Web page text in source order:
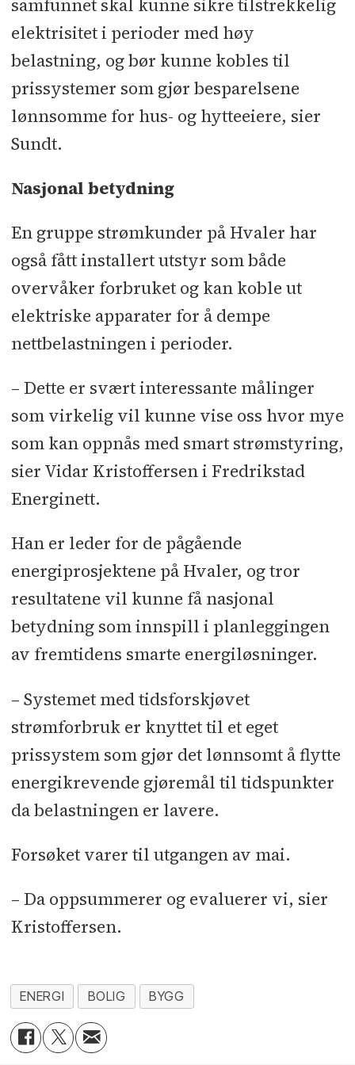
samfunnet skal kunne sikre tilstrekkelig
elektrisitet i perioder med høy
belastning, og bør kunne kobles til
prissystemer som gjør besparelsene
lønnsomme for hus- og hytteeiere, sier
Sundt.
Nasjonal betydning
En gruppe strømkunder på Hvaler har
også fått installert utstyr som både
overvåker forbruket og kan koble ut
elektriske apparater for å dempe
nettbelastningen i perioder.
– Dette er svært interessante målinger
som virkelig vil kunne vise oss hvor mye
som kan oppnås med smart strømstyring,
sier Vidar Kristoffersen i Fredrikstad
Energinett.
Han er leder for de pågående
energiprosjektene på Hvaler, og tror
resultatene vil kunne få nasjonal
betydning som innspill i planleggingen
av fremtidens smarte energiløsninger.
– Systemet med tidsforskjøvet
strømforbruk er knyttet til et eget
prissystem som gjør det lønnsomt å flytte
energikrevende gjøremål til tidspunkter
da belastningen er lavere.
Forsøket varer til utgangen av mai.
– Da oppsummerer og evaluerer vi, sier
Kristoffersen.
ENERGI BOLIG BYGG